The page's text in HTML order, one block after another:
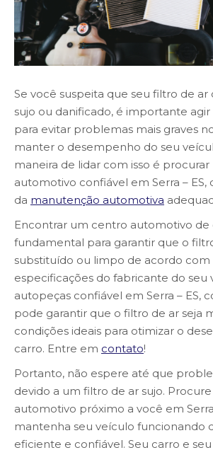
Se você suspeita que seu filtro de
sujo ou danificado, é importante
para evitar problemas mais graves
manter o desempenho do seu
maneira de lidar com isso é
automotivo confiável em Serra – ES,
da manutenção automotiva
Encontrar um centro automotivo de
fundamental para garantir que o
substituído ou limpo de acordo com
especificações do fabricante do seu
autopeças confiável em Serra – ES,
pode garantir que o filtro de ar seja
condições ideais para otimizar o
carro. Entre em contato!
Portanto, não espere até que
devido a um filtro de ar sujo.
automotivo próximo a você em Serra
mantenha seu veículo funcionando
eficiente e confiável. Seu carro e